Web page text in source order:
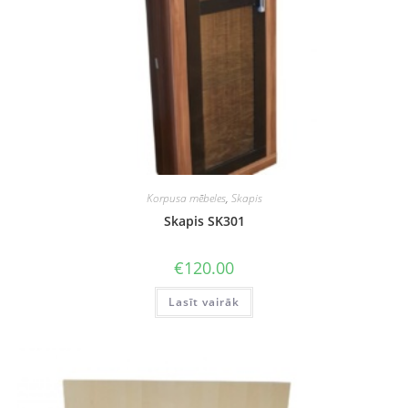
Korpusa mēbeles, Skapis
Skapis SK301
€120.00
Lasīt vairāk